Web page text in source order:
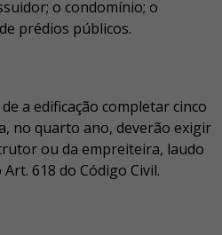
o condomínio; o
prédios públicos.
a edificação completar cinco
no quarto ano, deverão exigir
ou da empreiteira, laudo
618 do Código Civil.